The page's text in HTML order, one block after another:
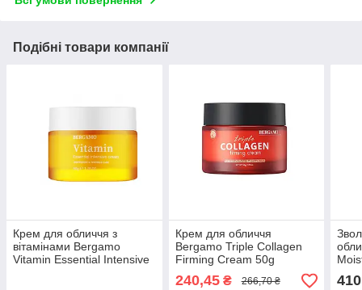
Подібні товари компанії
Крем для обличчя з
вітамінами Bergamo
Vitamin Essential Intensive
Крем для обличчя
Bergamo Triple Collagen
Firming Cream 50g
240,45₴ 266,70 ₴
50ml